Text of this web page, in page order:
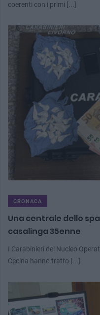
coerenti con i primi [...]
CRONACA
Una centrale dello
casalinga 35enne
I Carabinieri del Nucleo
Cecina hanno tratto [...]